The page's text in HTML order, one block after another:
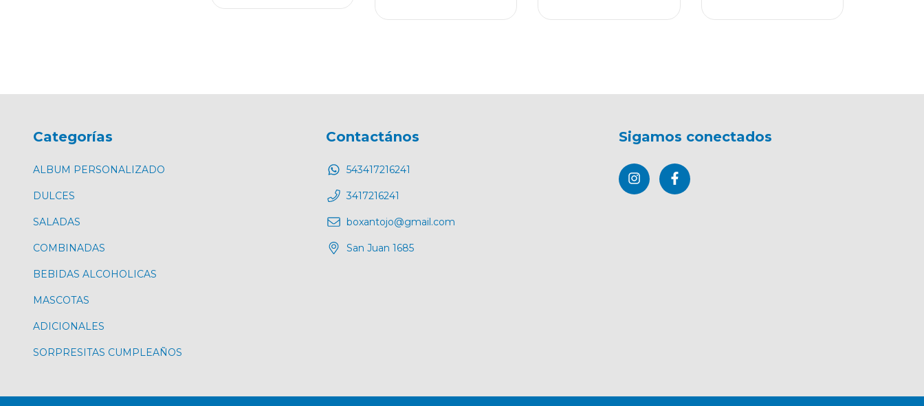
Categorías
ALBUM PERSONALIZADO
DULCES
SALADAS
COMBINADAS
BEBIDAS ALCOHOLICAS
MASCOTAS
ADICIONALES
SORPRESITAS CUMPLEAÑOS
Contactános
543417216241
3417216241
boxantojo@gmail.com
San Juan 1685
Sigamos conectados